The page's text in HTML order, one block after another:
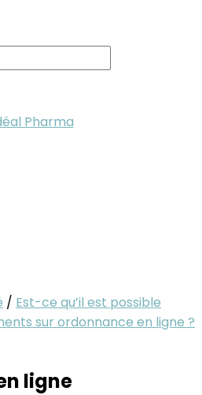
/ Est-ce qu’il est possible
sur ordonnance en ligne ?
ligne